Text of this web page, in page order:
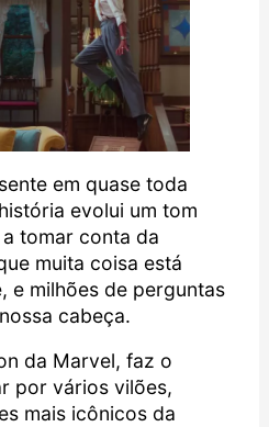
em quase toda
evolui um tom
tomar conta da
muita coisa está
e milhões de perguntas
cabeça.
da Marvel, faz o
por vários vilões,
mais icônicos da